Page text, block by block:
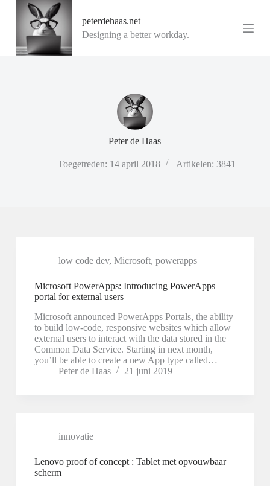
peterdehaas.net
Designing a better workday.
Peter de Haas
Toegetreden: 14 april 2018 Artikelen: 3841
low code dev, Microsoft, powerapps
Microsoft PowerApps: Introducing PowerApps
portal for external users
Microsoft announced PowerApps Portals, the ability
to build low-code, responsive websites which allow
external users to interact with the data stored in the
Common Data Service. Starting in next month,
you’ll be able to create a new App type called…
Peter de Haas
21 juni 2019
innovatie
Lenovo proof of concept : Tablet met opvouwbaar
scherm